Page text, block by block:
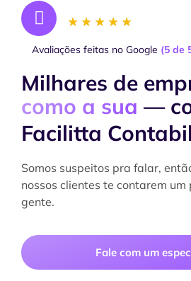
★ ★ ★ ★ ★
Avaliações feitas no Google (5 de
Milhares de
como a sua —
Facilitta
Somos suspeitos pra falar,
nossos clientes te contarem um
gente.
Fale com um